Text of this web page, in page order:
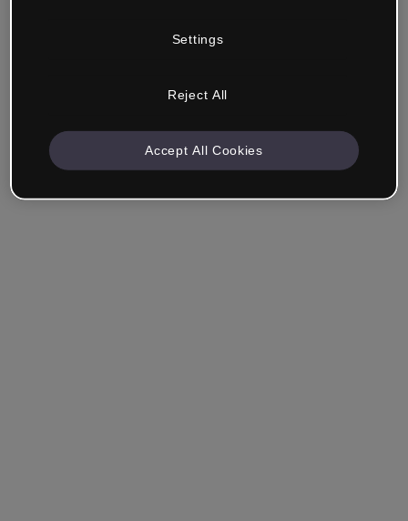
Empresa & Profissionais
outra área.
Settings
Reject All
Accept All Cookies